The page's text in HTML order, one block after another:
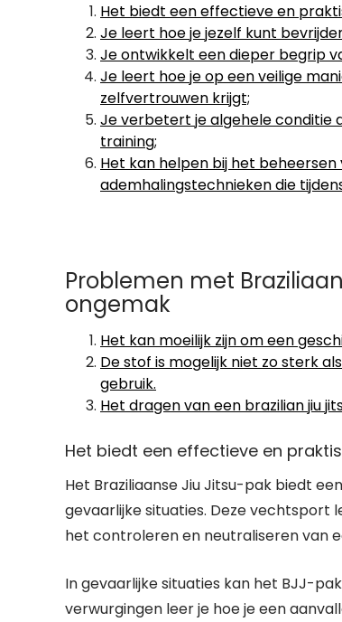
Het biedt een effectieve en
Je leert hoe je jezelf kunt
Je ontwikkelt een dieper begrip
Je leert hoe je op een veilige
zelfvertrouwen krijgt;
Je verbetert je algehele conditie
training;
Het kan helpen bij het
ademhalingstechnieken die
Problemen met
ongemak
Het kan moeilijk zijn om een
De stof is mogelijk niet zo sterk
gebruik.
Het dragen van een brazilian jiu
Het biedt een effectieve en
Het Braziliaanse Jiu Jitsu-pak biedt
gevaarlijke situaties. Deze vechtsport
het controleren en neutraliseren van
In gevaarlijke situaties kan het BJJ-
verwurgingen leer je hoe je een